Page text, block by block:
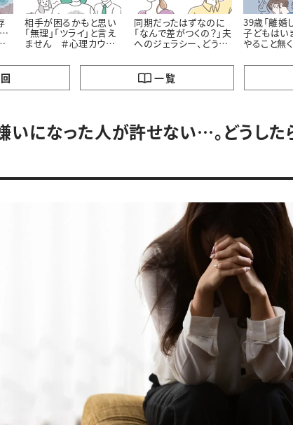
…
相手が困るかもと思い
「無理」「ツライ」と言え
ません ＃心理カウン
する考え方
同期だったはずなのに
「なんで差がつくの？」夫
へのジェラシー、どうす
ラーうさこの心を軽くす
る考え方
39歳「離婚
子どもはい
やること無
理カウンセ
心を軽くす
一覧
いになった人が許せない…。どうした